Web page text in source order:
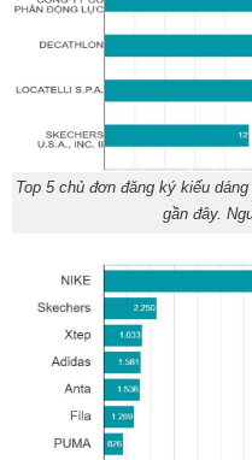
Top 5 chủ đơn đăng ký kiểu
gần đây.